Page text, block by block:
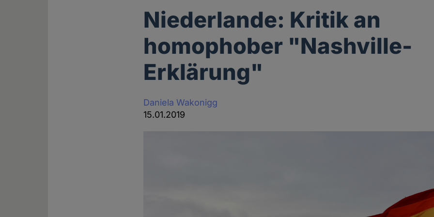
Niederlande: Kritik an
homophober "Nashville-
Erklärung"
Daniela Wakonigg
15.01.2019